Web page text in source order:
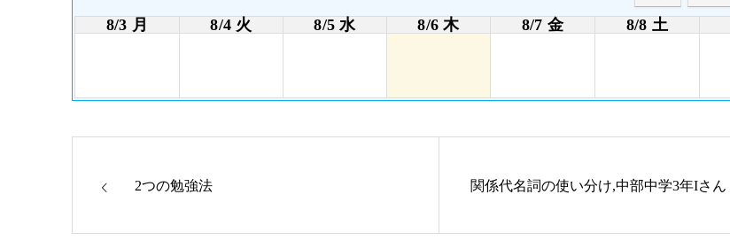
8/3 月
8/4 火 8/5 水 8/6 木 8/7 金 8/8 土
2つの勉強法 関係代名詞の使い分け,中部中学3年Iさん